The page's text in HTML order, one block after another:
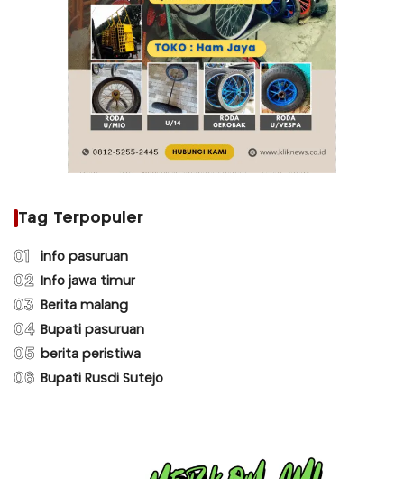
Tag Terpopuler
01 info pasuruan
02 Info jawa timur
03 Berita malang
04 Bupati pasuruan
05 berita peristiwa
06 Bupati Rusdi Sutejo